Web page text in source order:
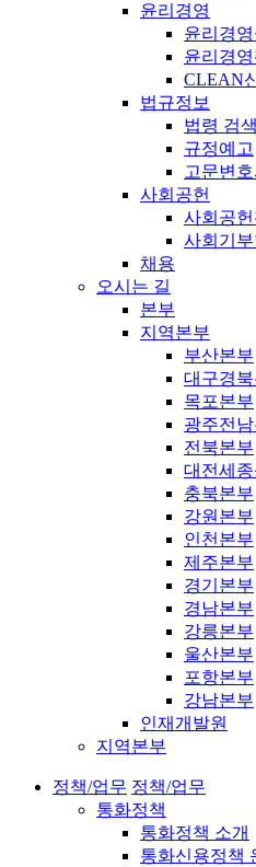
윤리경영
윤리경
윤리경
CLEAN
법규정보
법령 검색
규정예고
고문변
사회공헌
사회공
사회기
채용
오시는 길
본부
지역본부
부산본부
대구경
목포본부
광주전
전북본부
대전세
충북본부
강원본부
인천본부
제주본부
경기본부
경남본부
강릉본부
울산본부
포항본부
강남본부
인재개발원
지역본부
정책/업무 정책/업무
통화정책
통화정책 소개
통화신용정책